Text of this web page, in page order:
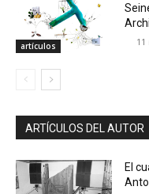
artículos 11
ARTÍCULOS DEL AUTOR
El